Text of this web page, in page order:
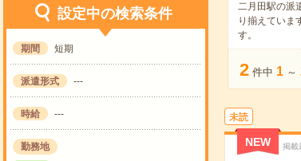
設定中の検索条件
期間 短期
派遣形式 ---
時給 ---
勤務地
二月田駅の派
り揃えていま
す。
2 件中 1 ～
未読
NEW 掲載